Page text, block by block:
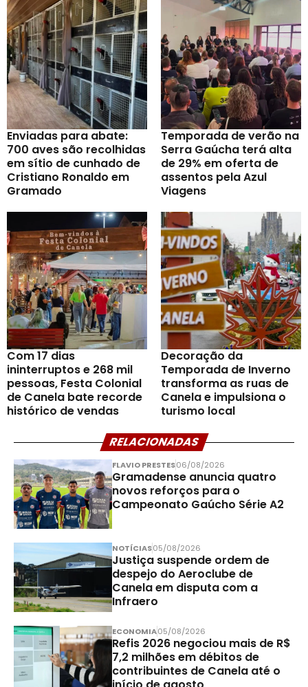
Enviadas para abate:
700 aves são recolhidas
em sítio de cunhado de
Cristiano Ronaldo em
Gramado
Temporada de verão na
Serra Gaúcha terá alta
de 29% em oferta de
assentos pela Azul
Viagens
Com 17 dias
ininterruptos e 268 mil
pessoas, Festa Colonial
de Canela bate recorde
histórico de vendas
Decoração da
Temporada de Inverno
transforma as ruas de
Canela e impulsiona o
turismo local
RELACIONADAS
FLAVIO PRESTES06/08/2026
Gramadense anuncia quatro
novos reforços para o
Campeonato Gaúcho Série A2
NOTÍCIAS05/08/2026
Justiça suspende ordem de
despejo do Aeroclube de
Canela em disputa com a
Infraero
ECONOMIA05/08/2026
Refis 2026 negociou mais de R$
7,2 milhões em débitos de
contribuintes de Canela até o